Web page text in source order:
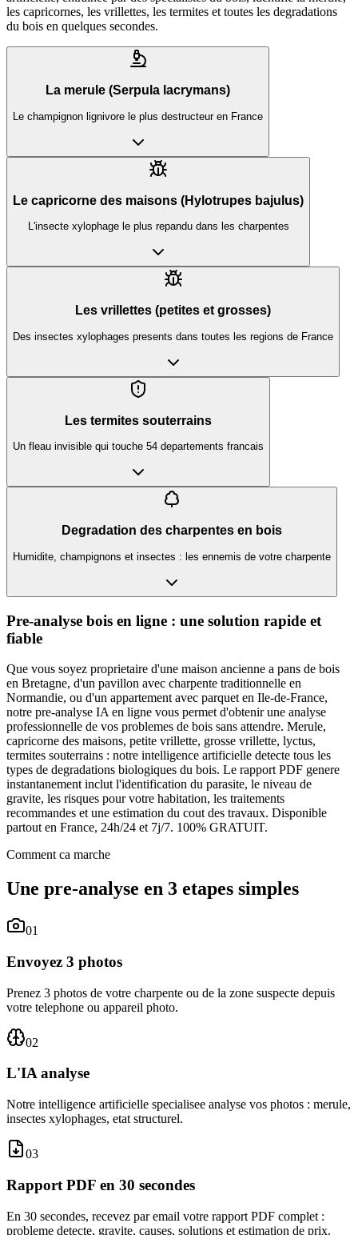
les capricornes, les vrillettes, les termites et toutes les degradations
du bois en quelques secondes.
La merule (Serpula lacrymans)
Le champignon lignivore le plus destructeur en France
Le capricorne des maisons (Hylotrupes bajulus)
L'insecte xylophage le plus repandu dans les charpentes
Les vrillettes (petites et grosses)
Des insectes xylophages presents dans toutes les regions de France
Les termites souterrains
Un fleau invisible qui touche 54 departements francais
Degradation des charpentes en bois
Humidite, champignons et insectes : les ennemis de votre charpente
Pre-analyse bois en ligne : une solution rapide et
fiable
Que vous soyez proprietaire d'une maison ancienne a pans de bois
en Bretagne, d'un pavillon avec charpente traditionnelle en
Normandie, ou d'un appartement avec parquet en Ile-de-France,
notre pre-analyse IA en ligne vous permet d'obtenir une analyse
professionnelle de vos problemes de bois sans attendre. Merule,
capricorne des maisons, petite vrillette, grosse vrillette, lyctus,
termites souterrains : notre intelligence artificielle detecte tous les
types de degradations biologiques du bois. Le rapport PDF genere
instantanement inclut l'identification du parasite, le niveau de
gravite, les risques pour votre habitation, les traitements
recommandes et une estimation du cout des travaux. Disponible
partout en France, 24h/24 et 7j/7. 100% GRATUIT.
Comment ca marche
Une pre-analyse en 3 etapes simples
01
Envoyez 3 photos
Prenez 3 photos de votre charpente ou de la zone suspecte depuis
votre telephone ou appareil photo.
02
L'IA analyse
Notre intelligence artificielle specialisee analyse vos photos : merule,
insectes xylophages, etat structurel.
03
Rapport PDF en 30 secondes
En 30 secondes, recevez par email votre rapport PDF complet :
probleme detecte, gravite, causes, solutions et estimation de prix.